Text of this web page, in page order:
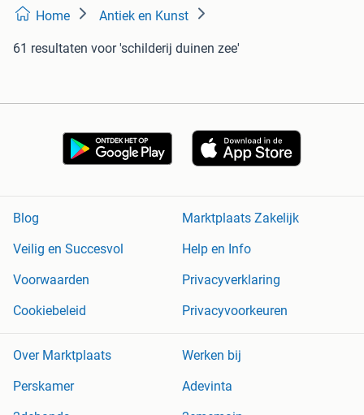
Home Antiek en Kunst
61 resultaten voor 'schilderij duinen zee'
Blog
Marktplaats Zakelijk
Veilig en Succesvol
Help en Info
Voorwaarden
Privacyverklaring
Cookiebeleid
Privacyvoorkeuren
Over Marktplaats
Werken bij
Perskamer
Adevinta